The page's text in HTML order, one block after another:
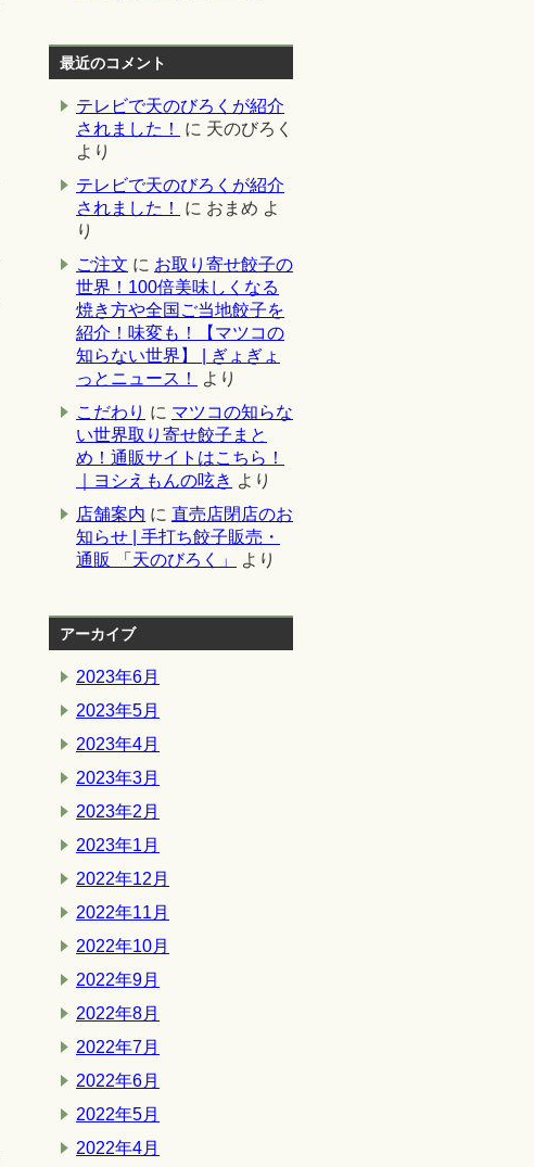
最近のコメント
テレビで天のびろくが紹介
されました！
に 天のびろく
より
テレビで天のびろくが紹介
されました！
に おまめ よ
り
ご注文 に お取り寄せ餃子の
世界！100倍美味しくなる
焼き方や全国ご当地餃子を
紹介！味変も！【マツコの
知らない世界】 | ぎょぎょ
っとニュース！
より
こだわり に マツコの知らな
い世界取り寄せ餃子まと
め！通販サイトはこちら！
｜ヨシえもんの呟き より
店舗案内 に 直売店閉店のお
知らせ | 手打ち餃子販売・
通販 「天のびろく」
より
アーカイブ
2023年6月
2023年5月
2023年4月
2023年3月
2023年2月
2023年1月
2022年12月
2022年11月
2022年10月
2022年9月
2022年8月
2022年7月
2022年6月
2022年5月
2022年4月